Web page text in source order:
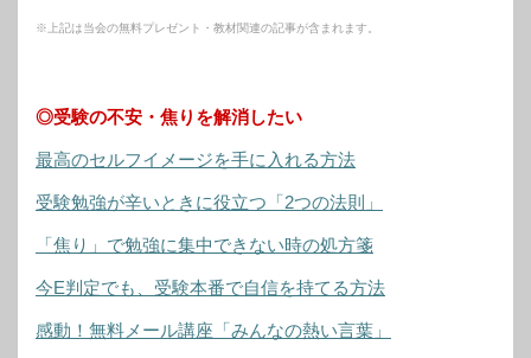
※上記は当会の無料プレゼント・教材関連の記事が含まれます。
◎受験の不安・焦りを解消したい
最高のセルフイメージを手に入れる方法
受験勉強が辛いときに役立つ「2つの法則」
「焦り」で勉強に集中できない時の処方箋
今E判定でも、受験本番で自信を持てる方法
感動！無料メール講座「みんなの熱い言葉」